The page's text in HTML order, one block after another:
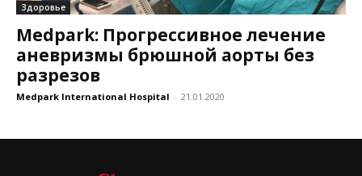
Здоровье
Medpark: Прогрессивное лечение
аневризмы брюшной аорты без
разрезов
Medpark International Hospital - 21.01.2020